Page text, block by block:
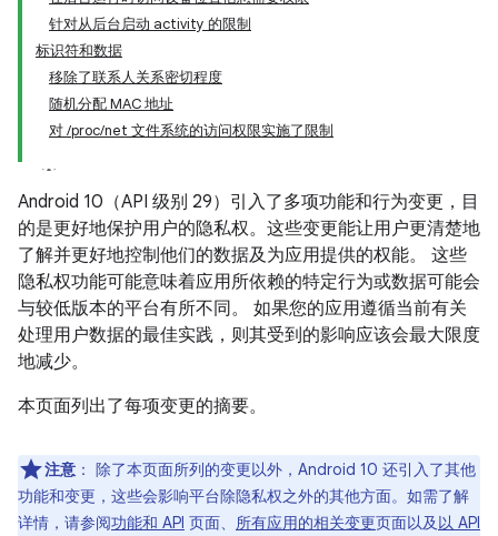
针对从后台启动 activity 的限制
标识符和数据
移除了联系人关系密切程度
随机分配 MAC 地址
对 /proc/net 文件系统的访问权限实施了限制
Android 10（API 级别 29）引入了多项功能和行为变更，目
的是更好地保护用户的隐私权。这些变更能让用户更清楚地
了解并更好地控制他们的数据及为应用提供的权能。 这些
隐私权功能可能意味着应用所依赖的特定行为或数据可能会
与较低版本的平台有所不同。 如果您的应用遵循当前有关
处理用户数据的最佳实践，则其受到的影响应该会最大限度
地减少。
本页面列出了每项变更的摘要。
注意 ： 除了本页面所列的变更以外，Android 10 还引入了其他
功能和变更，这些会影响平台除隐私权之外的其他方面。如需了解
详情，请参阅功能和 API 页面、 所有应用的相关变更页面以及以 API